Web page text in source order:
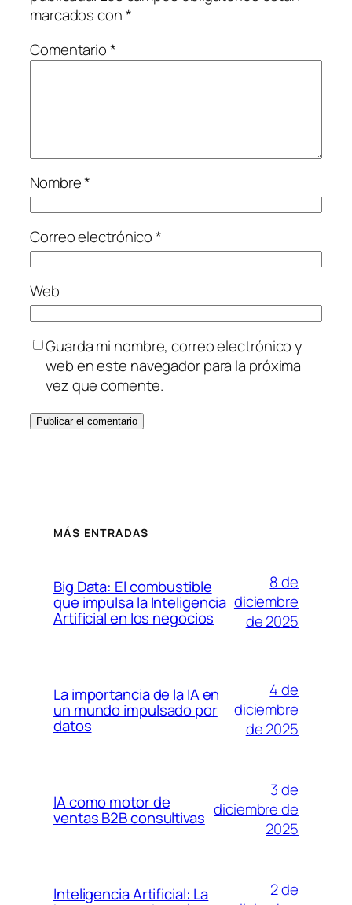
marcados con*
Comentario*
Nombre*
Correo electrónico*
Web
Guarda mi nombre, correo electrónico y
web en este navegador para la próxima
vez que comente.
MÁS ENTRADAS
Big Data: El combustible
que impulsa la Inteligencia
Artificial en los negocios
8 de
diciembre
de 2025
La importancia de la IA en
un mundo impulsado por
datos
4 de
diciembre
de 2025
IA como motor de
ventas B2B consultivas
3 de
diciembre de
2025
Inteligencia Artificial: La
2 de